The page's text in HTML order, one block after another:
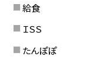
給食
ＩＳＳ
たんぽぽ